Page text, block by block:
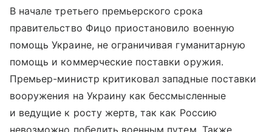
В начале третьего премьерского срока
правительство Фицо приостановило военную
помощь Украине, не ограничивая гуманитарную
помощь и коммерческие поставки оружия.
Премьер-министр критиковал западные поставки
вооружения на Украину как бессмысленные
и ведущие к росту жертв, так как Россию
невозможно победить военным путем. Также